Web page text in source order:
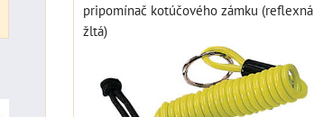
pripomínač kotúčového zámku (reflexná
žltá)